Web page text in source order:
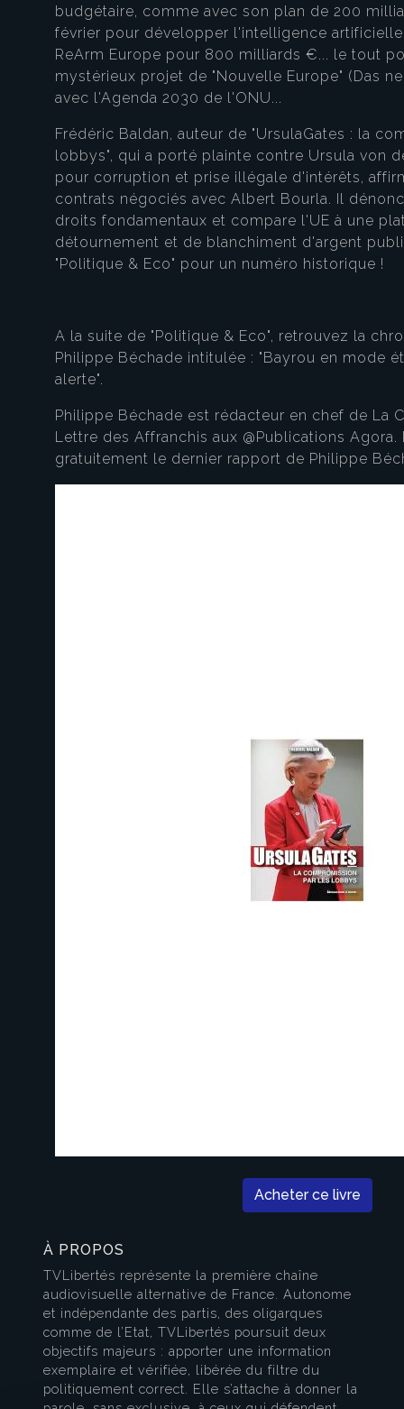
Acheter ce livre
budgétaire, comme avec son plan de 200
février pour développer l'intelligence
ReArm Europe pour 800 milliards €... le tout
mystérieux projet de "Nouvelle Europe" (Das
avec l'Agenda 2030 de l'ONU...
Frédéric Baldan, auteur de "UrsulaGates : la
lobbys", qui a porté plainte contre Ursula von
pour corruption et prise illégale d'intérêts,
contrats négociés avec Albert Bourla. Il
droits fondamentaux et compare l'UE à une
détournement et de blanchiment d'argent
"Politique & Eco" pour un numéro historique !
A la suite de "Politique & Eco", retrouvez la
Philippe Béchade intitulée : "Bayrou en mode
alerte".
Philippe Béchade est rédacteur en chef de La
Lettre des Affranchis aux @Publications
gratuitement le dernier rapport de Philippe
À PROPOS
TVLibertés représente la première chaîne
audiovisuelle alternative de France. Autonome
et indépendante des partis, des oligarques
comme de l’Etat, TVLibertés poursuit deux
objectifs majeurs : apporter une information
exemplaire et vérifiée, libérée du filtre du
politiquement correct. Elle s’attache à donner la